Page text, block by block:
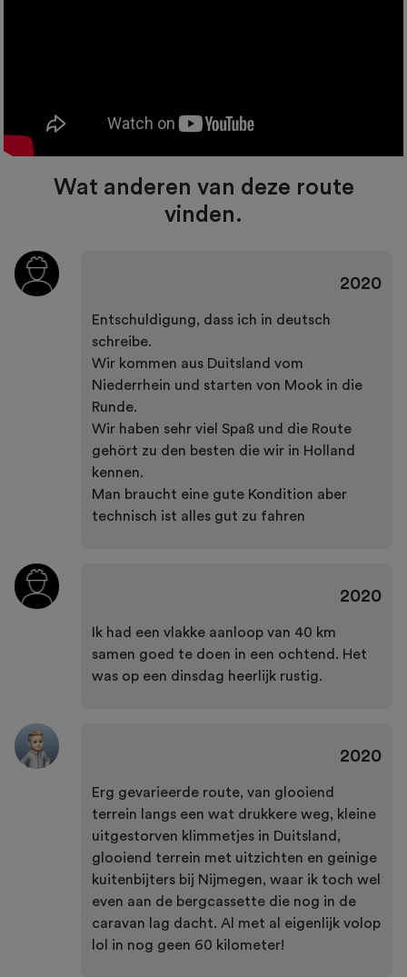
Wat anderen van deze route
vinden.
2020
Entschuldigung, dass ich in deutsch
schreibe.
Wir kommen aus Duitsland vom
Niederrhein und starten von Mook in die
Runde.
Wir haben sehr viel Spaß und die Route
gehört zu den besten die wir in Holland
kennen.
Man braucht eine gute Kondition aber
technisch ist alles gut zu fahren
2020
Ik had een vlakke aanloop van 40 km
samen goed te doen in een ochtend. Het
was op een dinsdag heerlijk rustig.
2020
Erg gevarieerde route, van glooiend
terrein langs een wat drukkere weg, kleine
uitgestorven klimmetjes in Duitsland,
glooiend terrein met uitzichten en geinige
kuitenbijters bij Nijmegen, waar ik toch wel
even aan de bergcassette die nog in de
caravan lag dacht. Al met al eigenlijk volop
lol in nog geen 60 kilometer!